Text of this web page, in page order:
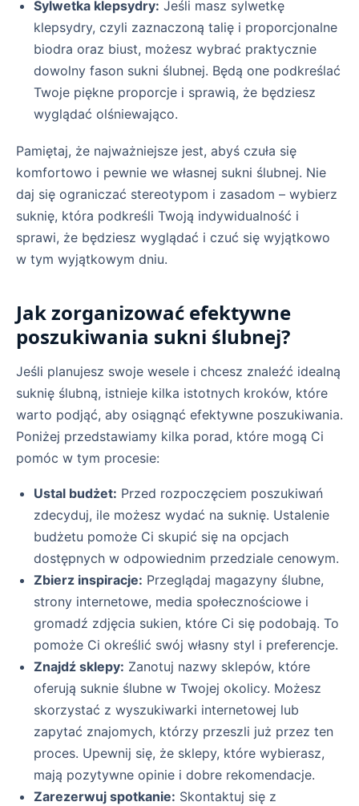
Sylwetka klepsydry: Jeśli masz sylwetkę
klepsydry, czyli zaznaczoną talię i proporcjonalne
biodra oraz biust, możesz wybrać praktycznie
dowolny fason sukni ślubnej. Będą one podkreślać
Twoje piękne proporcje i sprawią, że będziesz
wyglądać olśniewająco.
Pamiętaj, że najważniejsze jest, abyś czuła się
komfortowo i pewnie we własnej sukni ślubnej. Nie
daj się ograniczać stereotypom i zasadom – wybierz
suknię, która podkreśli Twoją indywidualność i
sprawi, że będziesz wyglądać i czuć się wyjątkowo
w tym wyjątkowym dniu.
Jak zorganizować efektywne
poszukiwania sukni ślubnej?
Jeśli planujesz swoje wesele i chcesz znaleźć idealną
suknię ślubną, istnieje kilka istotnych kroków, które
warto podjąć, aby osiągnąć efektywne poszukiwania.
Poniżej przedstawiamy kilka porad, które mogą Ci
pomóc w tym procesie:
Ustal budżet: Przed rozpoczęciem poszukiwań
zdecyduj, ile możesz wydać na suknię. Ustalenie
budżetu pomoże Ci skupić się na opcjach
dostępnych w odpowiednim przedziale cenowym.
Zbierz inspiracje: Przeglądaj magazyny ślubne,
strony internetowe, media społecznościowe i
gromadź zdjęcia sukien, które Ci się podobają. To
pomoże Ci określić swój własny styl i preferencje.
Znajdź sklepy: Zanotuj nazwy sklepów, które
oferują suknie ślubne w Twojej okolicy. Możesz
skorzystać z wyszukiwarki internetowej lub
zapytać znajomych, którzy przeszli już przez ten
proces. Upewnij się, że sklepy, które wybierasz,
mają pozytywne opinie i dobre rekomendacje.
Zarezerwuj spotkanie: Skontaktuj się z